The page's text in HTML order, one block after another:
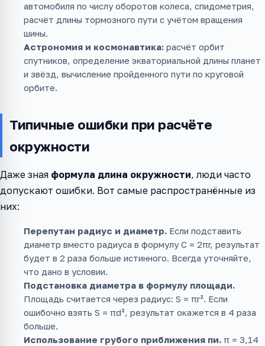
автомобиля по числу оборотов колеса, спидометрия,
расчёт длины тормозного пути с учётом вращения
шины.
Астрономия и космонавтика: расчёт орбит
спутников, определение экваториальной длины планет
и звёзд, вычисление пройденного пути по круговой
орбите.
Типичные ошибки при расчёте
окружности
Даже зная формула длина окружности, люди часто
допускают ошибки. Вот самые распространённые из
них:
Перепутан радиус и диаметр. Если подставить
диаметр вместо радиуса в формулу C = 2πr, результат
будет в 2 раза больше истинного. Всегда уточняйте,
что дано в условии.
Подстановка диаметра в формулу площади.
Площадь считается через радиус: S = πr². Если
ошибочно взять S = πd², результат окажется в 4 раза
больше.
Использование грубого приближения пи. π = 3,14